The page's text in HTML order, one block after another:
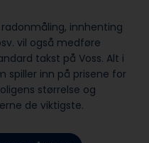
innhenting
vil også medføre
takst på Voss. Alt i
spiller inn på prisene for
størrelse og
de viktigste.